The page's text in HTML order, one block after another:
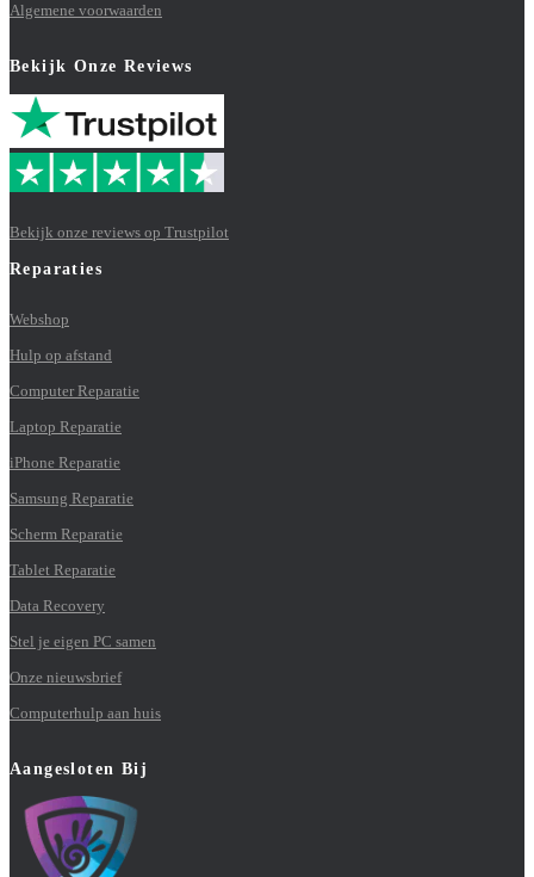
Algemene voorwaarden
Bekijk Onze Reviews
Bekijk onze reviews op Trustpilot
Reparaties
Webshop
Hulp op afstand
Computer Reparatie
Laptop Reparatie
iPhone Reparatie
Samsung Reparatie
Scherm Reparatie
Tablet Reparatie
Data Recovery
Stel je eigen PC samen
Onze nieuwsbrief
Computerhulp aan huis
Aangesloten Bij